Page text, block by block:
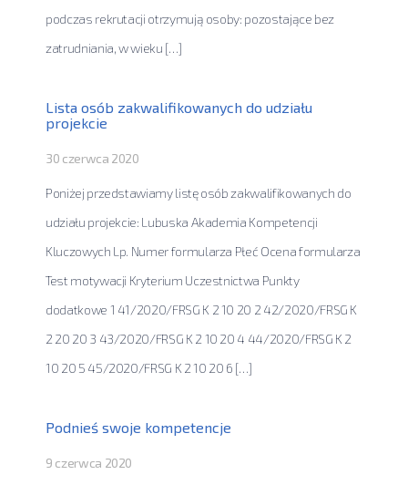
podczas rekrutacji otrzymują osoby: pozostające bez
zatrudniania, w wieku […]
Lista osób zakwalifikowanych do udziału
projekcie
30 czerwca 2020
Poniżej przedstawiamy listę osób zakwalifikowanych do
udziału projekcie: Lubuska Akademia Kompetencji
Kluczowych Lp. Numer formularza Płeć Ocena formularza
Test motywacji Kryterium Uczestnictwa Punkty
dodatkowe 1 41/2020/FRSG K 2 10 20 2 42/2020/FRSG K
2 20 20 3 43/2020/FRSG K 2 10 20 4 44/2020/FRSG K 2
10 20 5 45/2020/FRSG K 2 10 20 6 […]
Podnieś swoje kompetencje
9 czerwca 2020